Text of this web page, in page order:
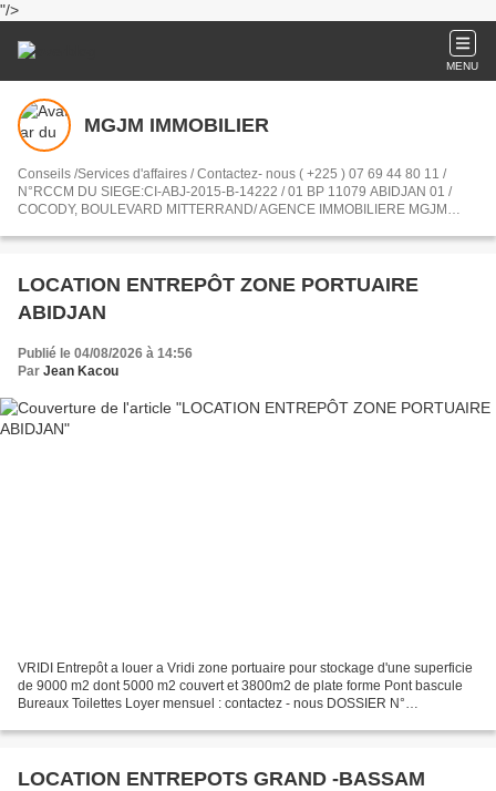
"/>
MENU
MGJM IMMOBILIER
Conseils /Services d'affaires / Contactez- nous ( +225 ) 07 69 44 80 11 /
N°RCCM DU SIEGE:CI-ABJ-2015-B-14222 / 01 BP 11079 ABIDJAN 01 /
COCODY, BOULEVARD MITTERRAND/ AGENCE IMMOBILIERE MGJM
/ GESTION IMMOBILIERE
LOCATION ENTREPÔT ZONE PORTUAIRE
ABIDJAN
Publié le 04/08/2026 à 14:56
Par Jean Kacou
VRIDI Entrepôt a louer a Vridi zone portuaire pour stockage d'une superficie
de 9000 m2 dont 5000 m2 couvert et 3800m2 de plate forme Pont bascule
Bureaux Toilettes Loyer mensuel : contactez - nous DOSSIER N°
LOCATION ENTREPOTS GRAND -BASSAM